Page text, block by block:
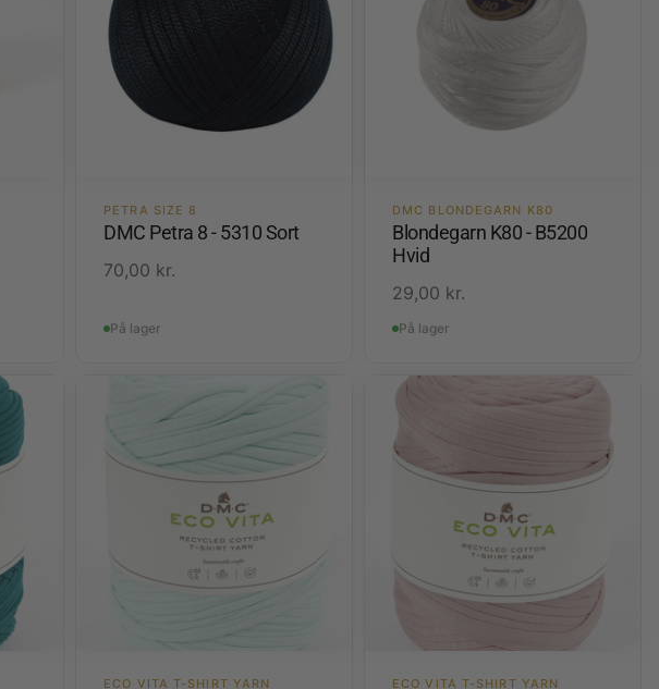
PETRA SIZE 8
DMC Petra 8 - 5310 Sort
70,00 kr.
På lager
DMC BLONDEGARN K80
Blondegarn K80 - B5200
Hvid
29,00 kr.
På lager
ECO VITA T-SHIRT YARN ECO VITA T-SHIRT YARN